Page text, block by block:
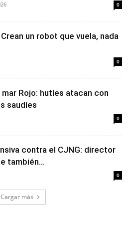
0
Crean un robot que vuela, nada
0
Rojo: hutíes atacan con
saudíes
0
contra el CJNG: director
también...
0
Cargar más